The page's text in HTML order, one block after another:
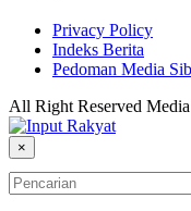
Privacy Policy
Indeks Berita
Pedoman Media
All Right Reserved
×